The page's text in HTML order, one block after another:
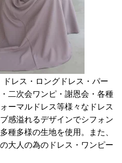
レス・ロングドレス・パー
二次会ワンピ・謝恩会・各種
ーマルドレス等様々なドレス
感溢れるデザインでシフォン
種多様の生地を使用。また、
大人の為のドレス・ワンピー